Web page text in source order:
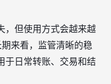
，但使用方式会越来越
来看，监管清晰的稳
于日常转账、交易和结